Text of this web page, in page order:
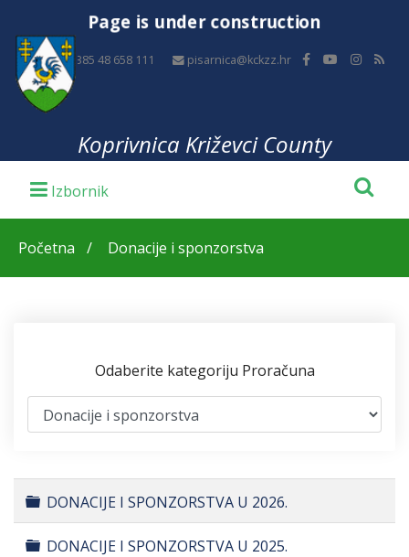
Page is under construction
+385 48 658 111 pisarnica@kckzz.hr
Koprivnica Križevci County
Početna Donacije i sponzorstva
Odaberite kategoriju Proračuna
Folder
DONACIJE I SPONZORSTVA U 2026.
Folder
DONACIJE I SPONZORSTVA U 2025.